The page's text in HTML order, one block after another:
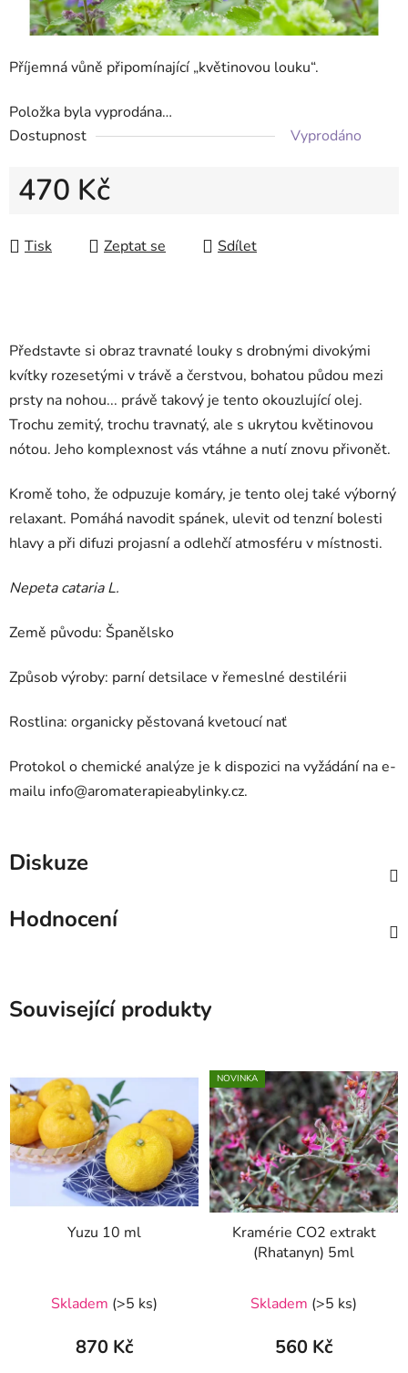
Příjemná vůně připomínající „květinovou louku“.
Položka byla vyprodána…
Dostupnost
Vyprodáno
470 Kč
Tisk
Zeptat se Sdílet
Představte si obraz travnaté louky s drobnými divokými
kvítky rozesetými v trávě a čerstvou, bohatou půdou mezi
prsty na nohou... právě takový je tento okouzlující olej.
Trochu zemitý, trochu travnatý, ale s ukrytou květinovou
nótou. Jeho komplexnost vás vtáhne a nutí znovu přivonět.
Kromě toho, že odpuzuje komáry, je tento olej také výborný
relaxant. Pomáhá navodit spánek, ulevit od tenzní bolesti
hlavy a při difuzi projasní a odlehčí atmosféru v místnosti.
Nepeta cataria L.
Země původu: Španělsko
Způsob výroby: parní detsilace v řemeslné destilérii
Rostlina: organicky pěstovaná kvetoucí nať
Protokol o chemické analýze je k dispozici na vyžádání na e-
mailu info@aromaterapieabylinky.cz.
Diskuze
Hodnocení
Související produkty
Yuzu 10 ml
Skladem (>5 ks)
870 Kč
NOVINKA
Kramérie CO2 extrakt
(Rhatanyn) 5ml
Skladem (>5 ks)
560 Kč